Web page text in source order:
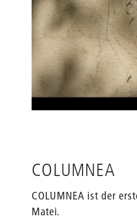
COLUMNEA
COLUMNEA ist der
Matei.